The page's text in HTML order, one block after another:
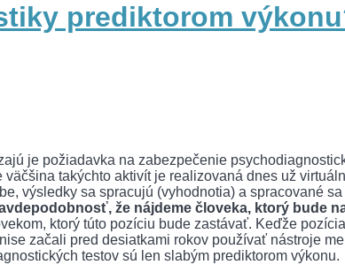
prediktorom
je požiadavka na zabezpečenie
väčšina takýchto aktivít je realizovaná dnes už
výsledky sa spracujú (vyhodnotia) a spracované
že nájdeme človeka, ktorý bude
ktorý túto pozíciu bude zastávať. Keďže
začali pred desiatkami rokov používať nástroje
testov sú len slabým prediktorom výkonu.